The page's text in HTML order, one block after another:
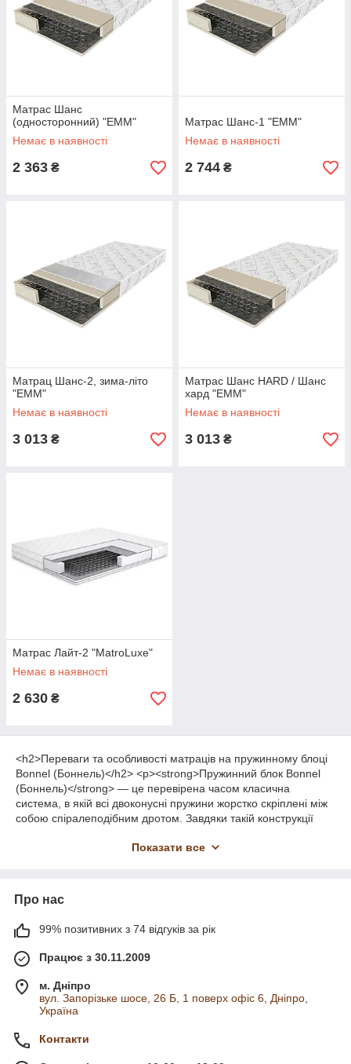
Матрас Шанс
(односторонний) "EMM"
Немає в наявності
2 363 ₴
Матрас Шанс-1 "EMM"
Немає в наявності
2 744 ₴
Матрац Шанс-2, зима-літо
"EMM"
Немає в наявності
3 013 ₴
Матрас Шанс HARD / Шанс
хард "EMM"
Немає в наявності
3 013 ₴
Матрас Лайт-2 "MatroLuxe"
Немає в наявності
2 630 ₴
<h2>Переваги та особливості матраців на пружинному блоці
Bonnel (Боннель)</h2> <p><strong>Пружинний блок Bonnel
(Боннель)</strong> — це перевірена часом класична
система, в якій всі двоконусні пружини жорстко скріплені між
собою спіралеподібним дротом. Завдяки такій конструкції
роблячи його надзвичайно міцним та витривалим.</p> <h3>1.
Боннель є найбільш бюджетним та вигідним рішенням серед
усіх пружинних моделей.</li> <li><strong>Висока надійність та
міцність:</strong> конструкція витримує значні навантаження
і чудово підходить для щоденного використання вдома, на
дачі чи в готелях.</li> <li><strong>Відмінна вентиляція:
</strong> завдяки великому об'єму повітря всередині
пружинного блоку матрац чудово провітрюється та не
накопичує вологу.</li> </ul> <h3>2. Комбінація наповнювачів
для комфортного сну</h3> <p>Щоб матрац був не лише
різними м'якими та жорсткими шарами:</p> <ul> <li>
Показати все
Про нас
99% позитивних з 74 відгуків за рік
Працює з 30.11.2009
м. Дніпро
вул. Запорізьке шосе, 26 Б, 1 поверх офіс 6, Дніпро,
Україна
Контакти